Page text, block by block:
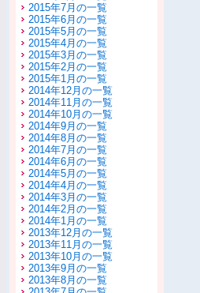
2015年7月の一覧
2015年6月の一覧
2015年5月の一覧
2015年4月の一覧
2015年3月の一覧
2015年2月の一覧
2015年1月の一覧
2014年12月の一覧
2014年11月の一覧
2014年10月の一覧
2014年9月の一覧
2014年8月の一覧
2014年7月の一覧
2014年6月の一覧
2014年5月の一覧
2014年4月の一覧
2014年3月の一覧
2014年2月の一覧
2014年1月の一覧
2013年12月の一覧
2013年11月の一覧
2013年10月の一覧
2013年9月の一覧
2013年8月の一覧